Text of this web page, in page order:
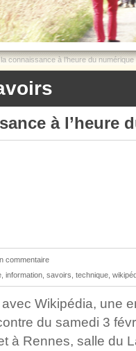
connaissance à l’heure du numérique
à l’heure
commentaire
information savoirs technique
Wikipédia, une
du samedi 3
à Rennes, salle du